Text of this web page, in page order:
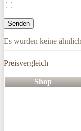
Es wurden keine
Preisvergleich
Shop